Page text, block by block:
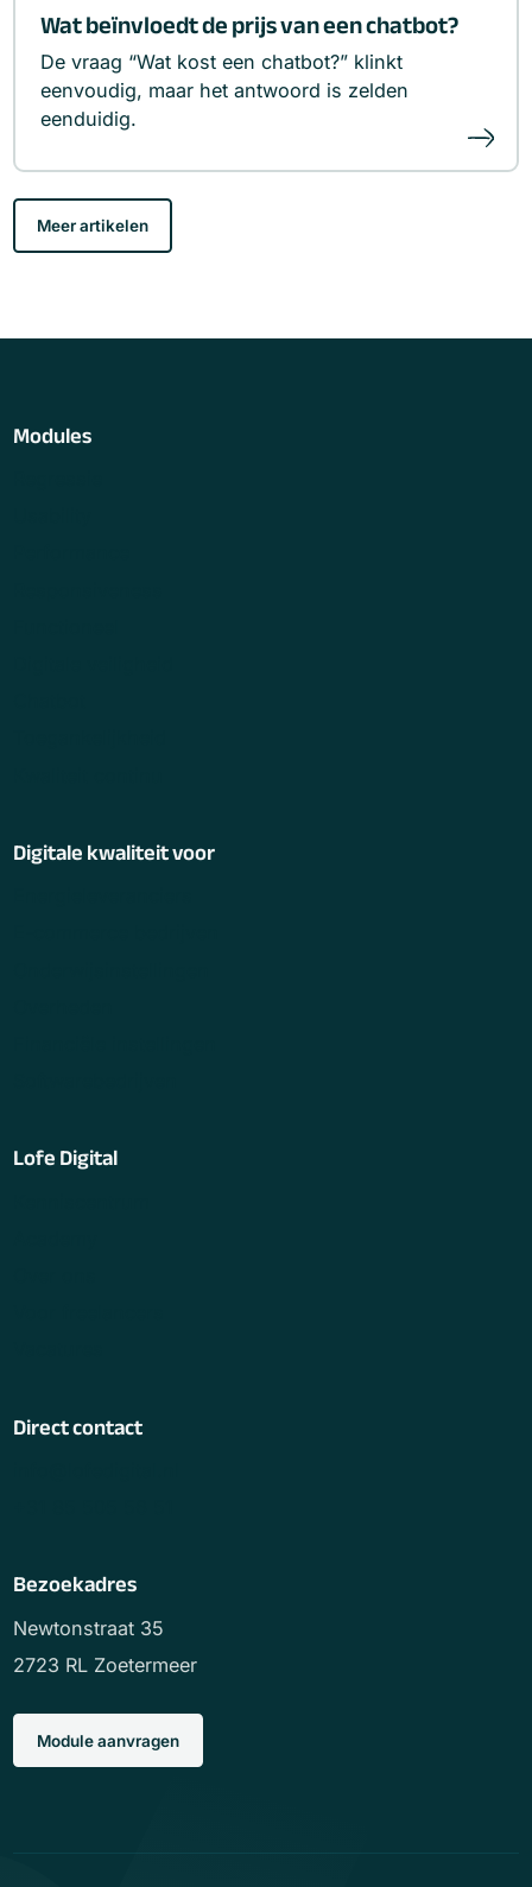
Wat beïnvloedt de prijs van een chatbot?
De vraag “Wat kost een chatbot?” klinkt
eenvoudig, maar het antwoord is zelden
eenduidig.
Meer artikelen
Modules
Digitale kwaliteit voor
Lofe Digital
Direct contact
Bezoekadres
Newtonstraat 35
2723 RL Zoetermeer
Module aanvragen